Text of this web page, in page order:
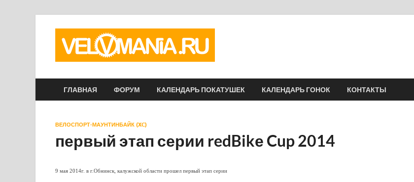
ГЛАВНАЯ ФОРУМ КАЛЕНДАРЬ ПОКАТУШЕК КАЛЕНДАРЬ ГОНОК КОНТАКТЫ
ВЕЛОСПОРТ-МАУНТИНБАЙК (XC)
первый этап серии redBikе Cup 2014
9 мая 2014г. в г.Обнинск, калужской области прошел первый этап серии